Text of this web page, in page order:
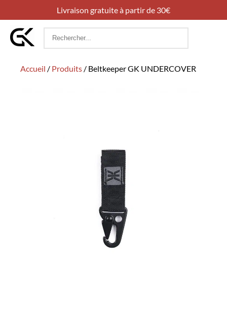
Livraison gratuite à partir de 30€
Rechercher
Accueil / Produits / Beltkeeper GK UNDERCOVER